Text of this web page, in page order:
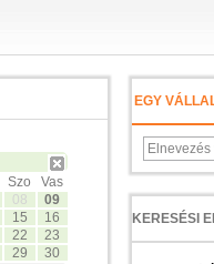
Szo
Vas
08
09
15
16
22
23
29
30
EGY